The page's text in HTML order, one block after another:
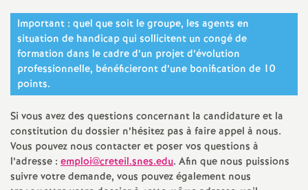
Important : quel que soit le groupe, les agents en
situation de handicap qui sollicitent un congé de
formation dans le cadre d’un projet d’évolution
professionnelle, bénéficieront d’une bonification de 10
points.
Si vous avez des questions concernant la candidature et la
constitution du dossier n’hésitez pas à faire appel à nous.
Vous pouvez nous contacter et poser vos questions à
l’adresse : emploi@creteil.snes.edu. Afin que nous puissions
suivre votre demande, vous pouvez également nous